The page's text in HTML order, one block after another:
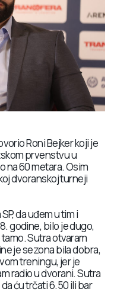
Roni Bejker koji je
prvenstvu u
na 60 metara. Osim
dvoranskoj turneji
da uđem u tim i
godine, bilo je dugo,
Sutra otvaram
je sezona bila dobra,
treningu, jer je
radio u dvorani. Sutra
ću trčati 6.50 ili bar